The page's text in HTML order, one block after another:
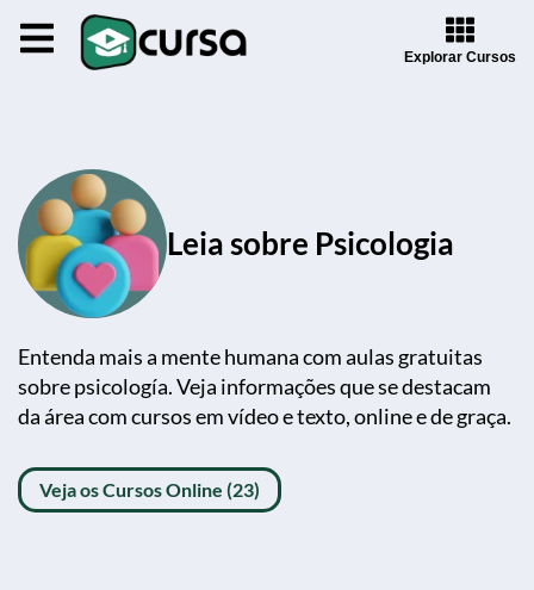
Explorar Cursos
Leia sobre Psicologia
Entenda mais a mente humana com aulas gratuitas
sobre psicología. Veja informações que se destacam
da área com cursos em vídeo e texto, online e de graça.
Veja os Cursos Online (23)